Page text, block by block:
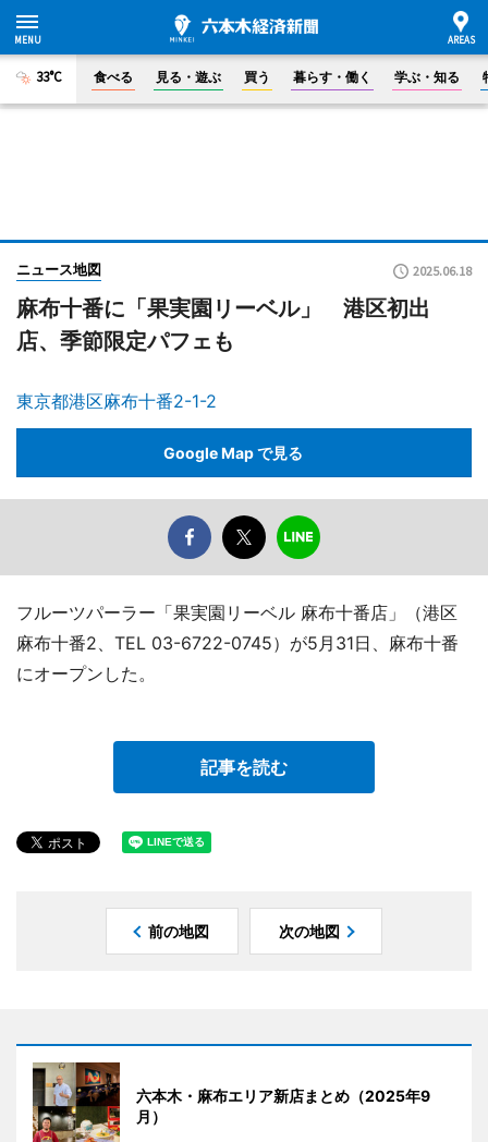
33°C 食べる 見る・遊ぶ 買う 暮らす・働く 学ぶ・知る
ニュース地図 2025.06.18
麻布十番に「果実園リーベル」 港区初出
店、季節限定パフェも
東京都港区麻布十番2-1-2
Google Map で見る
フルーツパーラー「果実園リーベル 麻布十番店」（港区
麻布十番2、TEL 03-6722-0745）が5月31日、麻布十番
にオープンした。
記事を読む
前の地図 次の地図
六本木・麻布エリア新店まとめ（2025年9
月）